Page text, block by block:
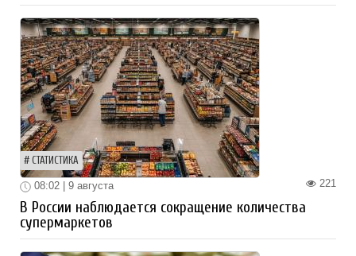
СТАТИСТИКА
221
08:02 | 9 августа
В России наблюдается сокращение количества
супермаркетов